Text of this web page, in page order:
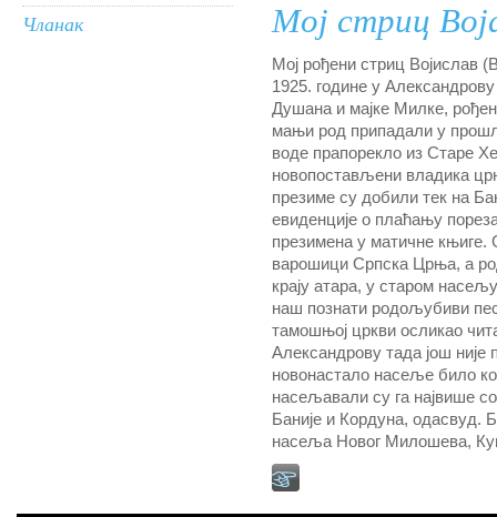
Чланак
Мој стриц
Мој рођени стриц Војислав
1925. године у
Душана и мајке Милке,
мањи род припадали у
воде прапорекло из Старе
новопостављени владика
презиме су добили тек на
евиденције о плаћању
презимена у матичне књиге.
варошици Српска Црња, а
крају атара, у старом
наш познати родољубиви
тамошњој цркви осликао
Александрову тада још није
новонастало насеље било
насељавали су га највише
Баније и Кордуна, одасвуд.
насеља Новог Милошева,